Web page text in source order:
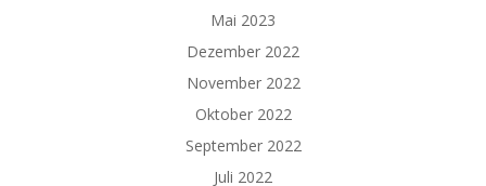
Mai 2023
Dezember 2022
November 2022
Oktober 2022
September 2022
Juli 2022